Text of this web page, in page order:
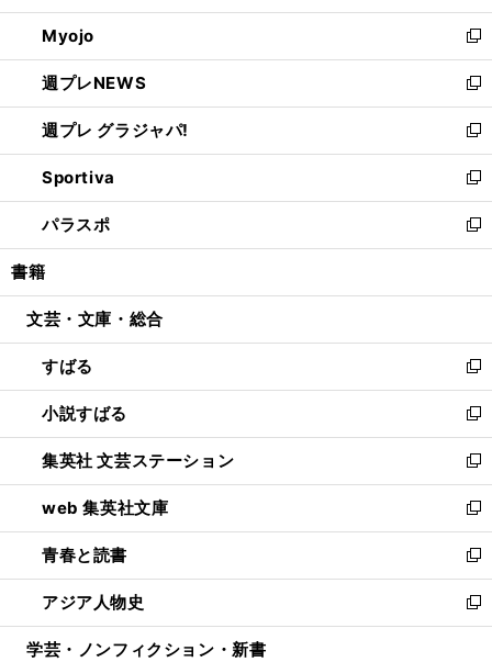
開
く
ウ
で
開
く
ン
ド
ウ
で
開
く
ウ
ィ
ン
ド
ウ
で
開
く
Myojo
新
し
い
ウ
ィ
ン
ド
ウ
で
開
週プレNEWS
新
し
い
ウ
ィ
ン
ド
ウ
開
週プレ グラジャパ!
新
し
い
ウ
ィ
ン
ウ
開
く
Sportiva
新
し
い
ウ
ン
ウ
で
開
く
パラスポ
新
し
ウ
ン
ド
ウ
で
開
く
書籍
文芸・文庫・総合
すばる
新
し
い
ウ
ィ
ン
ド
ウ
で
開
く
小説すばる
新
し
い
ウ
ィ
ン
ド
ウ
で
開
集英社 文芸ステーション
新
し
い
ウ
ィ
ン
ド
ウ
web 集英社文庫
新
し
い
ウ
ィ
ン
青春と読書
新
し
い
ウ
アジア人物史
新
し
学芸・ノンフィクション・新書